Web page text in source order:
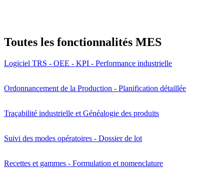
Toutes les fonctionnalités MES
Logiciel TRS - OEE - KPI - Performance industrielle
Ordonnancement de la Production - Planification détaillée
Traçabilité industrielle et Généalogie des produits
Suivi des modes opératoires - Dossier de lot
Recettes et gammes - Formulation et nomenclature